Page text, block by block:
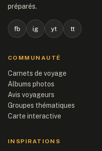
préparés.
fb ig yt tt
COMMUNAUTÉ
Carnets de voyage
Albums photos
Avis voyageurs
Groupes thématiques
Carte interactive
INSPIRATIONS